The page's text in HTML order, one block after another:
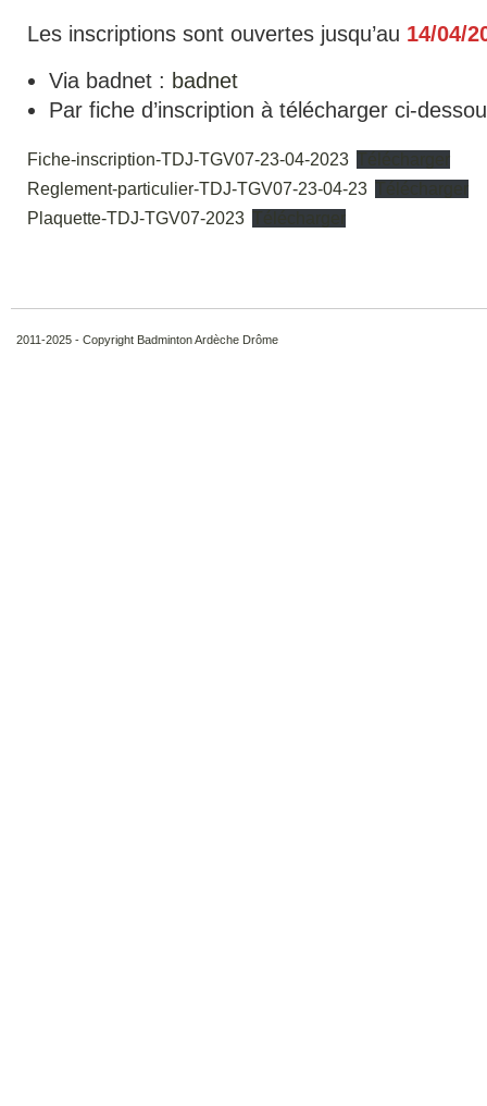
Les inscriptions sont ouvertes jusqu’au 14/04/
Via badnet : badnet
Par fiche d’inscription à télécharger ci-
Fiche-inscription-TDJ-TGV07-23-04-2023
Reglement-particulier-TDJ-TGV07-23-04-23
Plaquette-TDJ-TGV07-2023
2011-2025 - Copyright Badminton Ardèche Drôme